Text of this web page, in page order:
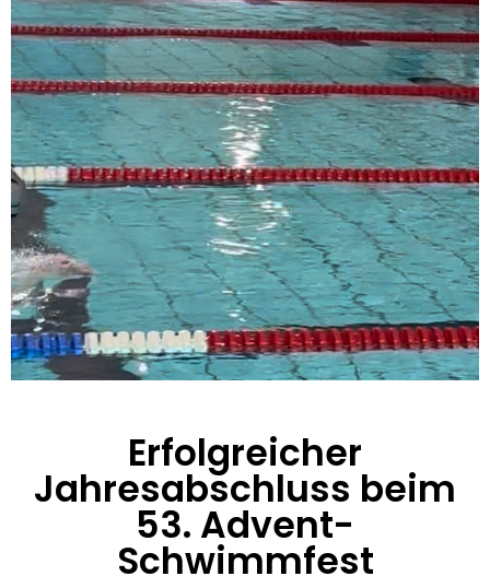
Erfolgreicher
Jahresabschluss beim
53. Advent-
Schwimmfest